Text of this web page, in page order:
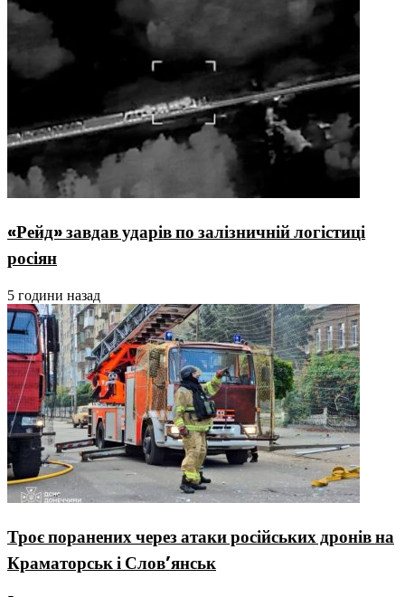
«Рейд» завдав ударів по залізничній логістиці
росіян
5 години назад
Троє поранених через атаки російських дронів на
Краматорськ і Слов’янськ